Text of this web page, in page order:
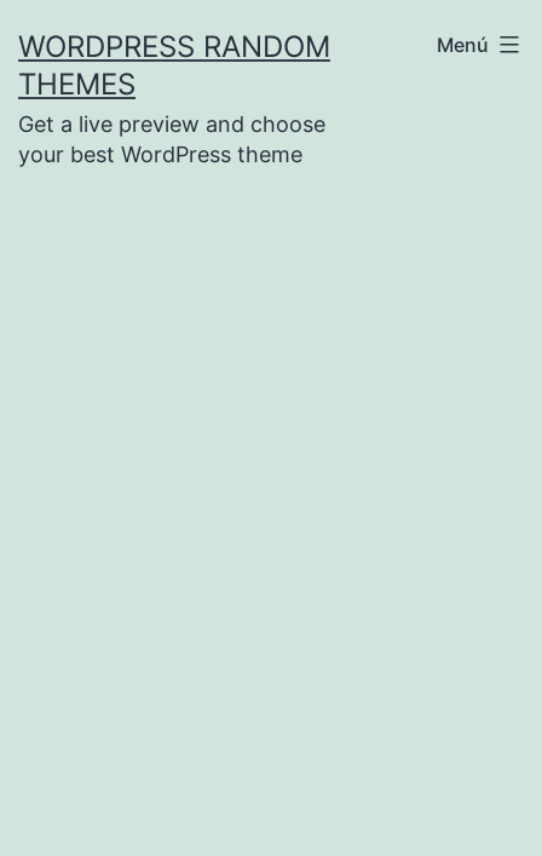
contenido
WORDPRESS RANDOM
THEMES
Get a live preview and choose
your best WordPress theme
Menú